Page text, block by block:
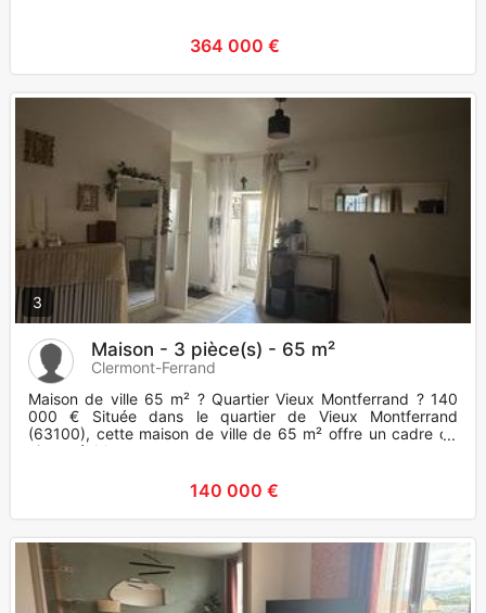
364 000 €
3
Maison - 3 pièce(s) - 65 m²
Clermont-Ferrand
Maison de ville 65 m² ? Quartier Vieux Montferrand ? 140
000 € Située dans le quartier de Vieux Montferrand
(63100), cette maison de ville de 65 m² offre un cadre de
vie agréabl
140 000 €